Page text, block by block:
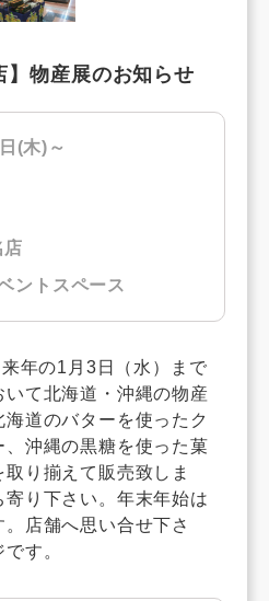
】物産展のお知らせ
(木)～
店
ントスペース
年の1月3日（水）まで
て北海道・沖縄の物産
道のバターを使ったク
、沖縄の黒糖を使った菓
り揃えて販売致しま
り下さい。年末年始は
店舗へ思い合せ下さ
す。